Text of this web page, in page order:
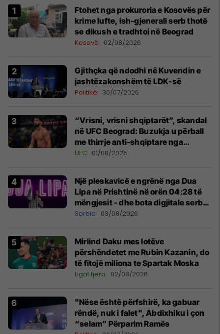
Ftohet nga prokuroria e Kosovës për
krime lufte, ish-gjenerali serb thotë
se dikush e tradhtoi në Beograd
Kosovë 02/08/2026
Gjithçka që ndodhi në Kuvendin e
jashtëzakonshëm të LDK-së
Politikë 30/07/2026
“Vrisni, vrisni shqiptarët”, skandal
në UFC Beograd: Buzukja u përball
me thirrje anti-shqiptare nga
tribunat
UFC 01/08/2026
Një pleskavicë e ngrënë nga Dua
Lipa në Prishtinë në orën 04:28 të
mëngjesit - dhe bota digjitale serbe
shpall gjendjen e luftës
Serbia 03/08/2026
Mirlind Daku mes lotëve
përshëndetet me Rubin Kazanin, do
të fitojë miliona te Spartak Moska
Ligat tjera 02/08/2026
"Nëse është përfshirë, ka gabuar
rëndë, nuk i falet", Abdixhiku i çon
“selam” Përparim Ramës